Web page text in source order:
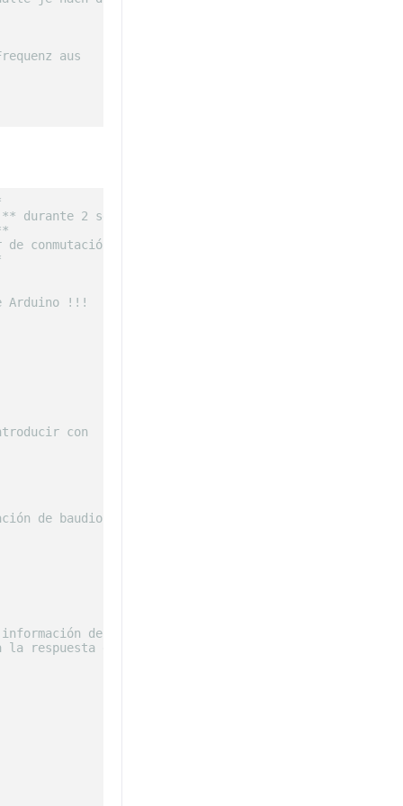
aus
2 segundos
conmutación TIP120 **
Arduino !!!
con
de baudios!)
de la versión al
respuesta de la placa